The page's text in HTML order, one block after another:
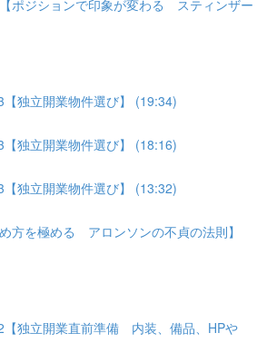
ポジションで印象が変わる スティンザー
独立開業物件選び】 (19:34)
独立開業物件選び】 (18:16)
独立開業物件選び】 (13:32)
方を極める アロンソンの不貞の法則】
【独立開業直前準備 内装、備品、HPや